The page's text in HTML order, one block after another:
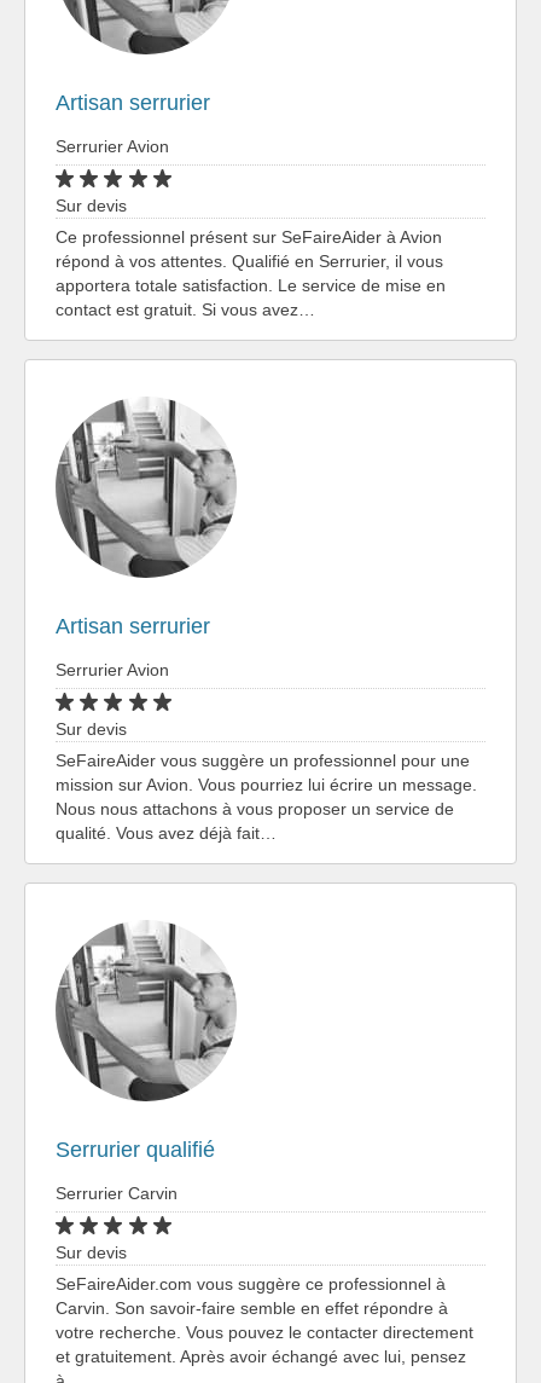
Artisan serrurier
Serrurier Avion
Sur devis
Ce professionnel présent sur SeFaireAider à Avion
répond à vos attentes. Qualifié en Serrurier, il vous
apportera totale satisfaction. Le service de mise en
contact est gratuit. Si vous avez…
Artisan serrurier
Serrurier Avion
Sur devis
SeFaireAider vous suggère un professionnel pour une
mission sur Avion. Vous pourriez lui écrire un message.
Nous nous attachons à vous proposer un service de
qualité. Vous avez déjà fait…
Serrurier qualifié
Serrurier Carvin
Sur devis
SeFaireAider.com vous suggère ce professionnel à
Carvin. Son savoir-faire semble en effet répondre à
votre recherche. Vous pouvez le contacter directement
et gratuitement. Après avoir échangé avec lui, pensez